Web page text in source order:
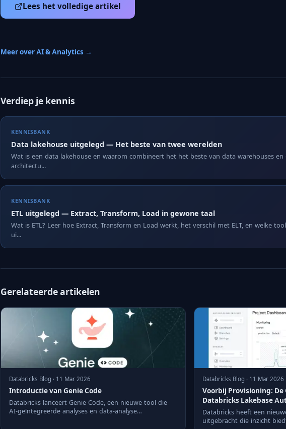
Lees het volledige artikel
Meer over AI & Analytics →
Verdiep je kennis
KENNISBANK
Data lakehouse uitgelegd — Het beste van twee werelden
Wat is een data lakehouse en waarom combineert het het beste van data warehouses en
architectu...
KENNISBANK
ETL uitgelegd — Extract, Transform, Load in gewone taal
Wat is ETL? Leer hoe Extract, Transform en Load werkt, het verschil met ELT, en welke
ui...
Gerelateerde artikelen
Databricks Blog · 11 Mar 2026
Introductie van Genie Code
Databricks lanceert Genie Code, een nieuwe tool die
AI-geïntegreerde analyses en data-analyse
Databricks Blog · 11 Mar 2026
Voorbij Provisioning:
Databricks Lakebase
Databricks heeft een
uitgebracht die inzicht